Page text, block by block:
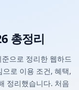
총정리
으로 정리한 웹하드
로 이용 조건, 혜택,
정리했습니다. 처음